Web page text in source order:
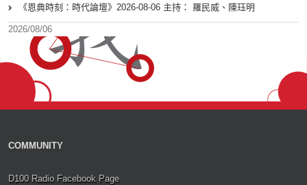
《恩典時刻：時代論壇》2026-08-06 主持： 羅民威、陳珏明
2026/08/06
COMMUNITY
D100 Radio Facebook Page